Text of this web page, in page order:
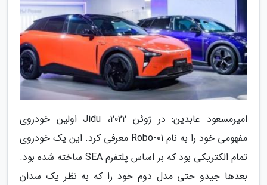
امیرمسعود عابدین: در ژوئن 2022، Jidu اولین خودروی
مفهومی خود را به نام Robo-01 معرفی کرد. این یک خودروی
تمام الکتریکی بود که بر اساس پلتفرم SEA ساخته شده بود.
بعدها جیدو حتی مدل دوم خود را که به نظر یک سدان